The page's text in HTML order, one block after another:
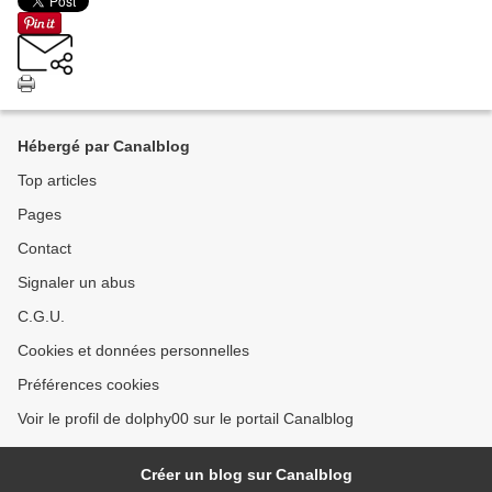
Hébergé par Canalblog
Top articles
Pages
Contact
Signaler un abus
C.G.U.
Cookies et données personnelles
Préférences cookies
Voir le profil de dolphy00 sur le portail Canalblog
Créer un blog sur Canalblog